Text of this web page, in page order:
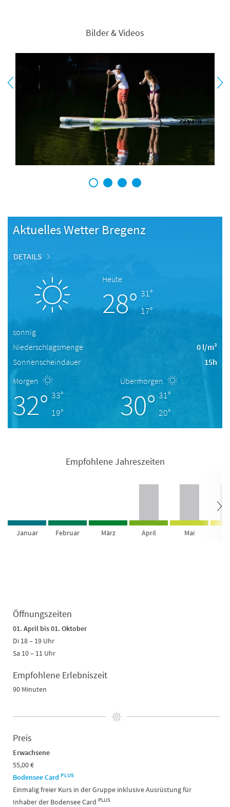
Bilder & Videos
1 2 3 4
Aktuelles Wetter Bregenz
DETAILS
Heute
28° 31°
17°
sonnig
Niederschlagsmenge
0 l/m²
Sonnenscheindauer
15h
Morgen
32° 33°
19°
Übermorgen
30° 31°
20°
Empfohlene Jahreszeiten
Januar Februar März April Mai
Öffnungszeiten
01. April bis 01. Oktober
Di 18 – 19 Uhr
Sa 10 – 11 Uhr
Empfohlene Erlebniszeit
90 Minuten
Preis
Erwachsene
55,00 €
Bodensee Card PLUS
Einmalig freier Kurs in der Gruppe inklusive Ausrüstung für
Inhaber der Bodensee Card PLUS